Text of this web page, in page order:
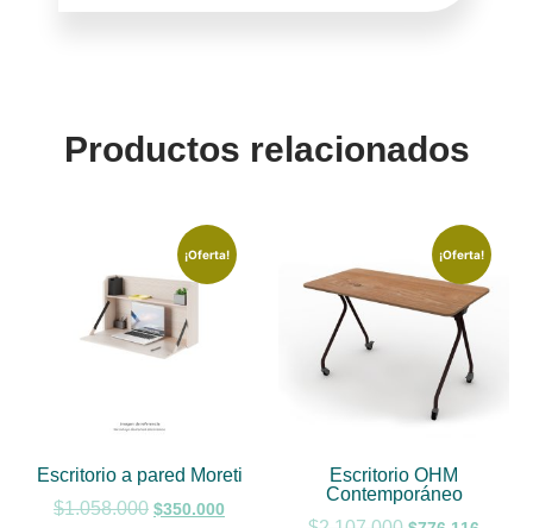
Productos relacionados
¡Oferta!
Escritorio a pared Moreti
$1.058.000 $350.000
¡Oferta!
Escritorio OHM
Contemporáneo